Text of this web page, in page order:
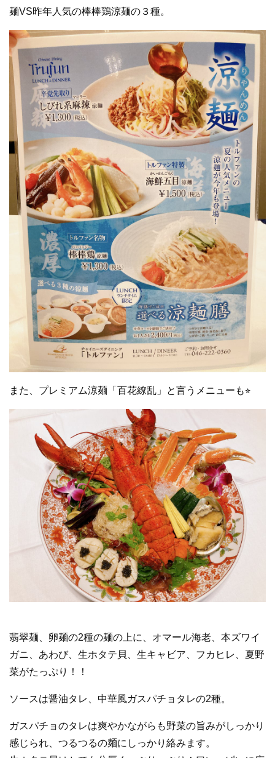
麺VS昨年人気の棒棒鶏涼麺の３種。
また、プレミアム涼麺「百花繚乱」と言うメニューも⭐︎
翡翠麺、卵麺の2種の麺の上に、オマール海老、本ズワイ
ガニ、あわび、生ホタテ貝、生キャビア、フカヒレ、夏野
菜がたっぷり！！
ソースは醤油タレ、中華風ガスパチョタレの2種。
ガスパチョのタレは爽やかながらも野菜の旨みがしっかり
感じられ、つるつるの麺にしっかり絡みます。